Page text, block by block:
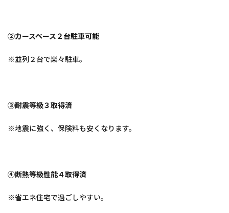
②カースペース２台駐車可能
※並列２台で楽々駐車。
③耐震等級３取得済
※地震に強く、保険料も安くなります。
④断熱等級性能４取得済
※省エネ住宅で過ごしやすい。